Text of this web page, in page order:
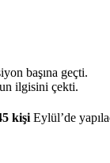
başına geçti.
ilgisini çekti.
kişi Eylül’de